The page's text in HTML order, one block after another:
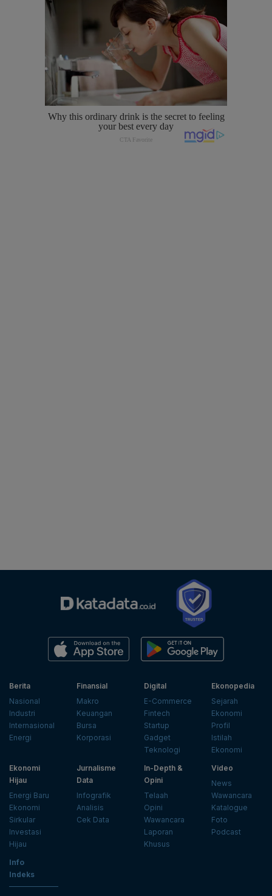
Berita
Nasional
Industri
Internasional
Energi
Finansial
Makro
Keuangan
Bursa
Korporasi
Digital
E-Commerce
Fintech
Startup
Gadget
Teknologi
Ekonopedia
Sejarah
Ekonomi
Profil
Istilah
Ekonomi
Ekonomi
Hijau
Energi Baru
Ekonomi
Sirkular
Investasi
Hijau
Jurnalisme
Data
Infografik
Analisis
Cek Data
In-Depth &
Opini
Telaah
Opini
Wawancara
Laporan
Khusus
Video
News
Wawancara
Katalogue
Foto
Podcast
Info
Indeks